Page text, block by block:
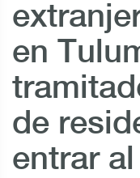
en
de
entrar